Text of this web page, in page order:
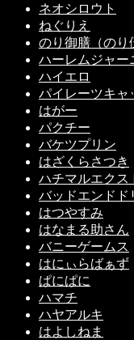
ネオシロウト
ねぐりえ
のり御膳（のり
ハーレムジャー
ハイエロ
パイレーツキャ
はがー
パクチー
バケツプリン
はざくらさつき
ハチマルエクス
バッドエンドド
はつやすみ
はなまる助さん
バニーゲームス
はにぃらばぁず
ぱにぱに
ハマチ
ハヤアルキ
はよしねま